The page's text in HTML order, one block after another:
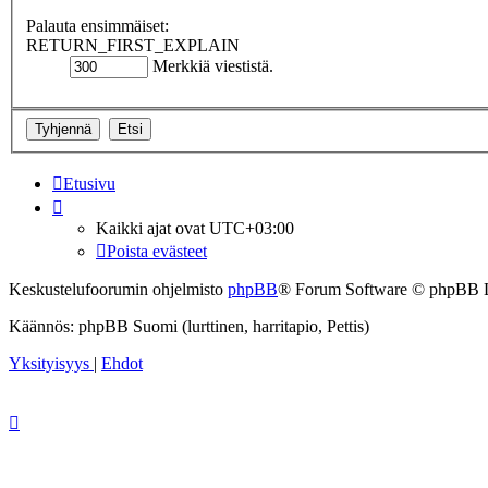
Palauta ensimmäiset:
RETURN_FIRST_EXPLAIN
Merkkiä viestistä.
Etusivu
Kaikki ajat ovat UTC+03:00
Poista evästeet
Keskustelufoorumin ohjelmisto phpBB® Forum Software © phpBB
Käännös: phpBB Suomi (lurttinen, harritapio, Pettis)
Yksityisyys | Ehdot